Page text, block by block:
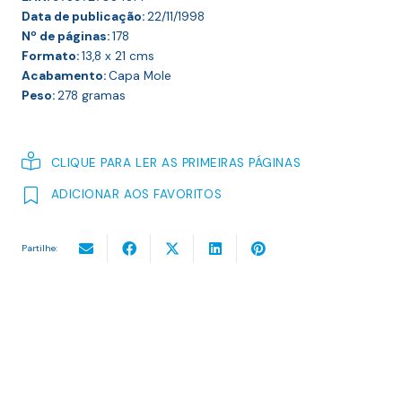
Data de publicação:22/11/1998
Nº de páginas:178
Formato:13,8 x 21 cms
Acabamento:Capa Mole
Peso:278 gramas
CLIQUE PARA LER AS PRIMEIRAS PÁGINAS
ADICIONAR AOS FAVORITOS
Partilhe: